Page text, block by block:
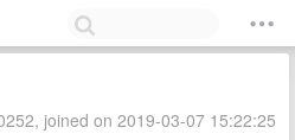
joined on 2019-03-07 15:22:25